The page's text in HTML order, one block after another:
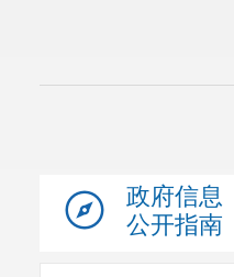
政府信息
公开指南